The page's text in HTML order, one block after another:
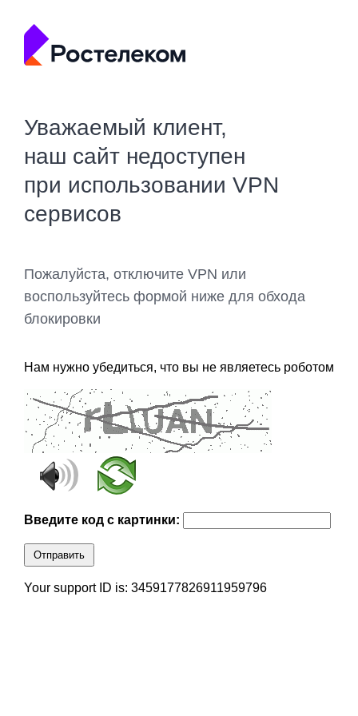
Уважаемый клиент,
наш сайт недоступен
при использовании VPN
сервисов
Пожалуйста, отключите VPN или
воспользуйтесь формой ниже для обхода
блокировки
Нам нужно убедиться, что вы не являетесь роботом
Введите код с картинки:
Отправить
Your support ID is: 3459177826911959796